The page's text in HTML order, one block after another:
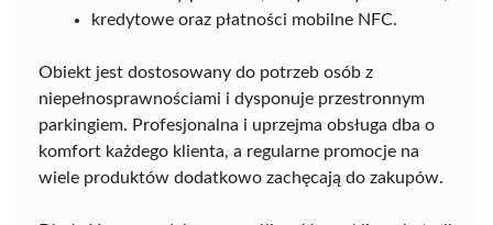
kredytowe oraz płatności mobilne NFC.
Obiekt jest dostosowany do potrzeb osób z
niepełnosprawnościami i dysponuje przestronnym
parkingiem. Profesjonalna i uprzejma obsługa dba o
komfort każdego klienta, a regularne promocje na
wiele produktów dodatkowo zachęcają do zakupów.